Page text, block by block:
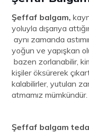
Şeffaf balgam,
yoluyla dışarıya
aynı zamanda
yoğun ve yapışkan
bazen zorlanabilir,
kişiler öksürerek
kalabilirler, yutulan
atmamız mümkündür.
Şeffaf balgam